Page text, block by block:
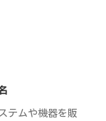
テムや機器を販